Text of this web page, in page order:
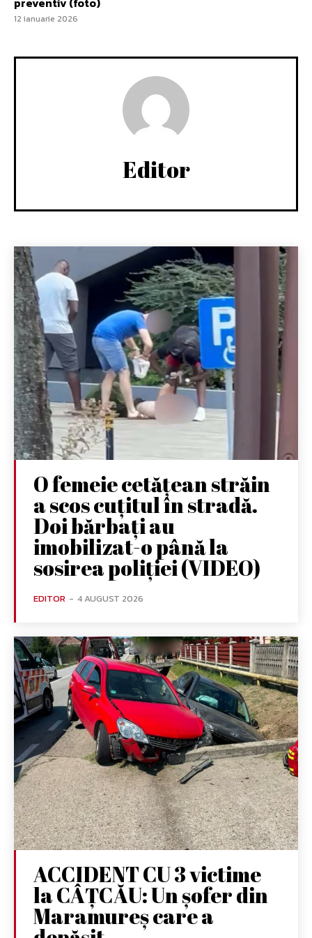
12 ianuarie 2026
Editor
O femeie cetățean străin
a scos cuțitul în stradă.
Doi bărbați au
imobilizat-o până la
sosirea poliției (VIDEO)
EDITOR - 4 AUGUST 2026
ACCIDENT CU 3 victime
la CÂȚCĂU: Un șofer din
Maramureș care a